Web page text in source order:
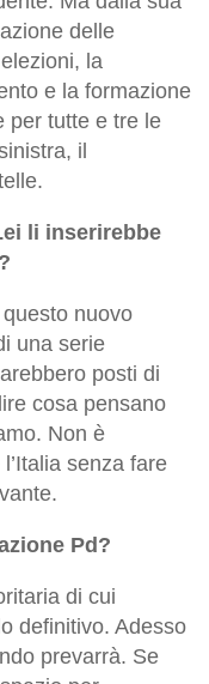
delle
la
e la formazione
per tutte e tre le
il
li inserirebbe
nuovo
una serie
posti di
cosa pensano
Non è
senza fare
Pd?
di cui
definitivo. Adesso
prevarrà. Se